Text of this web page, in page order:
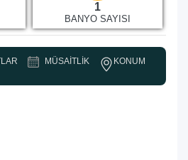
1
BANYO SAYISI
MÜSAITLIK KONUM